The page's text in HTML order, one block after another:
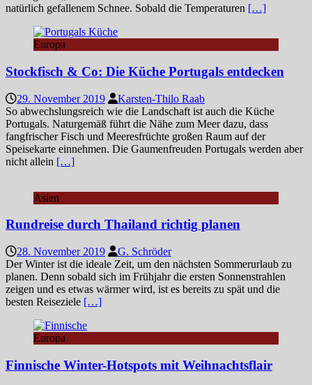
natürlich gefallenem Schnee. Sobald die Temperaturen […]
Europa
Stockfisch & Co: Die Küche Portugals entdecken
29. November 2019
Karsten-Thilo Raab
So abwechslungsreich wie die Landschaft ist auch die Küche
Portugals. Naturgemäß führt die Nähe zum Meer dazu, dass
fangfrischer Fisch und Meeresfrüchte großen Raum auf der
Speisekarte einnehmen. Die Gaumenfreuden Portugals werden aber
nicht allein […]
Asien
Rundreise durch Thailand richtig planen
28. November 2019
G. Schröder
Der Winter ist die ideale Zeit, um den nächsten Sommerurlaub zu
planen. Denn sobald sich im Frühjahr die ersten Sonnenstrahlen
zeigen und es etwas wärmer wird, ist es bereits zu spät und die
besten Reiseziele […]
Europa
Finnische Winter-Hotspots mit Weihnachtsflair